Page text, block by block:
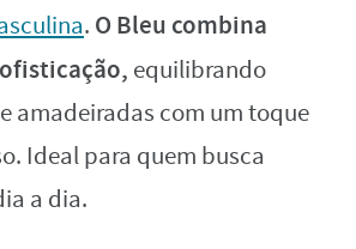
. O Bleu combina
equilibrando
amadeiradas com um toque
Ideal para quem busca
a dia.